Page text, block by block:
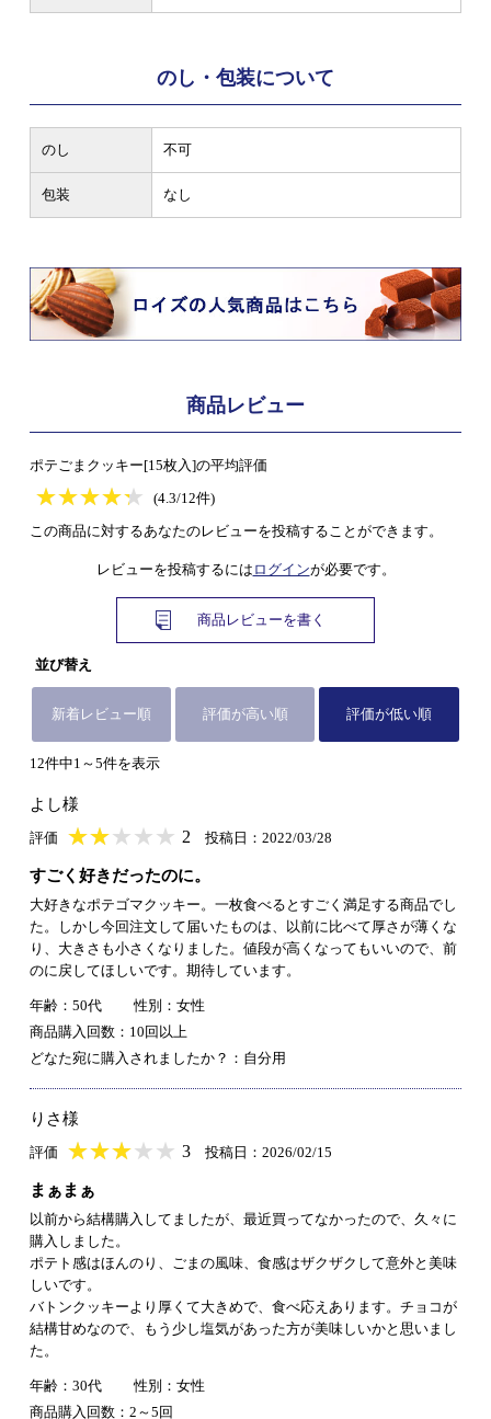
のし・包装について
のし 不可
包装 なし
商品レビュー
ポテごまクッキー[15枚入]の平均評価
★★★★★
★★★★★
(4.3/12件)
この商品に対するあなたのレビューを投稿することができます。
レビューを投稿するには ログインが必要です。
商品レビューを書く
並び替え
新着レビュー順 評価が高い順 評価が低い順
12件中1～5件を表示
よし様
評価 ★★★★★
★★★★★ 2 投稿日：2022/03/28
すごく好きだったのに。
大好きなポテゴマクッキー。一枚食べるとすごく満足する商品でし
た。しかし今回注文して届いたものは、以前に比べて厚さが薄くな
り、大きさも小さくなりました。値段が高くなってもいいので、前
のに戻してほしいです。期待しています。
年齢：50代
性別：女性
商品購入回数：10回以上
どなた宛に購入されましたか？：自分用
りさ様
評価 ★★★★★
★★★★★ 3 投稿日：2026/02/15
まぁまぁ
以前から結構購入してましたが、最近買ってなかったので、久々に
購入しました。
ポテト感はほんのり、ごまの風味、食感はザクザクして意外と美味
しいです。
バトンクッキーより厚くて大きめで、食べ応えあります。チョコが
結構甘めなので、もう少し塩気があった方が美味しいかと思いまし
た。
年齢：30代
性別：女性
商品購入回数：2～5回